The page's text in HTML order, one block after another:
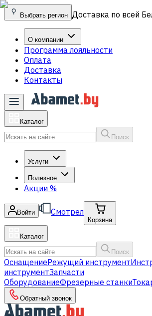
Выбрать регион Доставка по всей
О компании
Программа лояльности
Оплата
Доставка
Контакты
Каталог
Поиск
Услуги
Полезное
Акции %
Войти Смотрел
Корзина
Каталог
Поиск
ОснащениеРежущий инструмент
инструментЗапчасти
ОборудованиеФрезерные станки
Обратный звонок